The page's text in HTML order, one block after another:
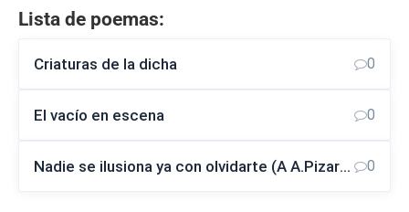
Lista de poemas:
Criaturas de la dicha 0
El vacío en escena 0
Nadie se ilusiona ya con olvidarte (A A.Pizarnik) 0